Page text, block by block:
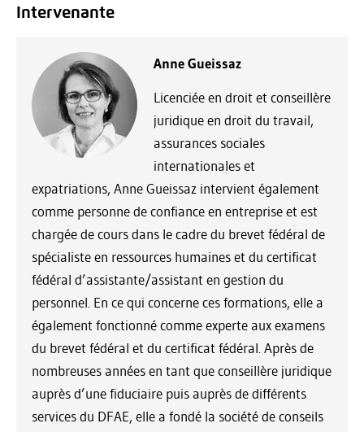
Intervenante
Anne Gueissaz
Licenciée en droit et conseillère
juridique en droit du travail,
assurances sociales
internationales et
expatriations, Anne Gueissaz intervient également
comme personne de confiance en entreprise et est
chargée de cours dans le cadre du brevet fédéral de
spécialiste en ressources humaines et du certificat
fédéral d’assistante/assistant en gestion du
personnel. En ce qui concerne ces formations, elle a
également fonctionné comme experte aux examens
du brevet fédéral et du certificat fédéral. Après de
nombreuses années en tant que conseillère juridique
auprès d’une fiduciaire puis auprès de différents
services du DFAE, elle a fondé la société de conseils